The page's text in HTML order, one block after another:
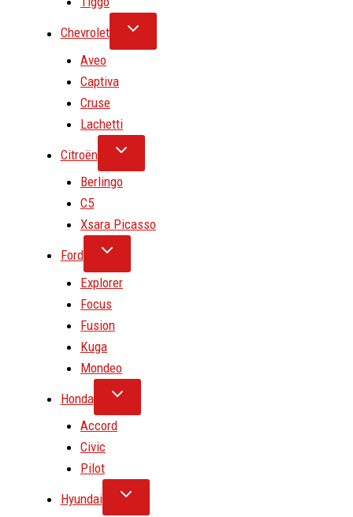
Chevrolet
Aveo
Captiva
Cruse
Lachetti
Citroën
Berlingo
C5
Xsara Picasso
Ford
Explorer
Focus
Fusion
Kuga
Mondeo
Honda
Accord
Civic
Pilot
Hyundai